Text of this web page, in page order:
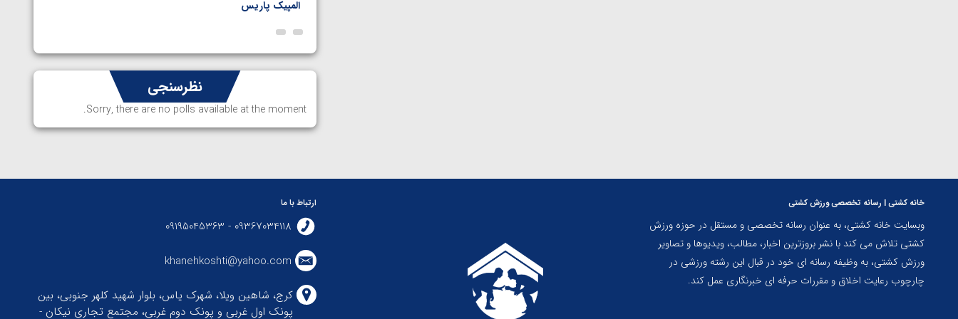
المپیک پاریس
نظرسنجی
Sorry, there are no polls available at the moment.
خانه کشتی | رسانه تخصصی ورزش کشتی
وبسایت خانه کشتی، به عنوان رسانه تخصصی و مستقل در حوزه ورزش
کشتی تلاش می کند با نشر بروزترین اخبار، مطالب، ویدیوها و تصاویر
ورزش کشتی، به وظیفه رسانه ای خود در قبال این رشته ورزشی در
چارچوب رعایت اخلاق و مقررات حرفه ای خبرنگاری عمل کند.
ارتباط با ما
09367034118 - 09195045363
khanehkoshti@yahoo.com
کرج، شاهین ویلا، شهرک یاس، بلوار شهید کلهر جنوبی، بین
پونک اول غربی و پونک دوم غربی، مجتمع تجاری نیکان -